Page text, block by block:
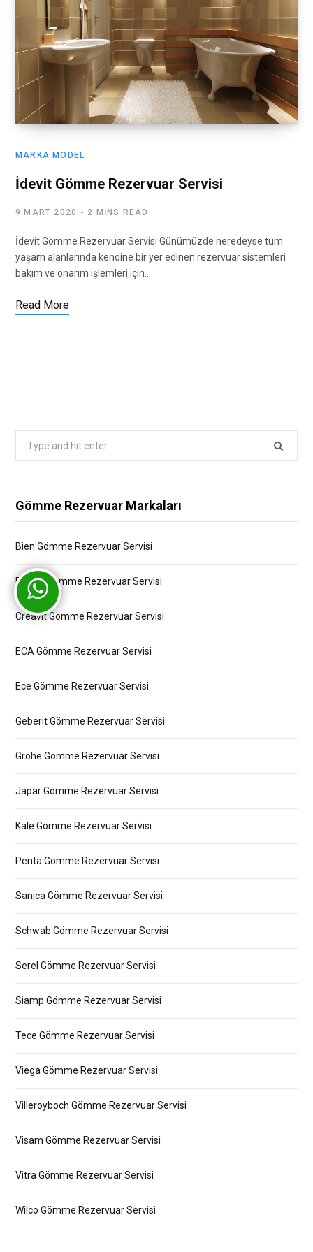
MARKA MODEL
İdevit Gömme Rezervuar Servisi
9 MART 2020 2 MINS READ
İdevit Gömme Rezervuar Servisi Günümüzde neredeyse tüm
yaşam alanlarında kendine bir yer edinen rezervuar sistemleri
bakım ve onarım işlemleri için…
Read More
Gömme Rezervuar Markaları
Bien Gömme Rezervuar Servisi
Bocchi Gömme Rezervuar Servisi
Creavit Gömme Rezervuar Servisi
ECA Gömme Rezervuar Servisi
Ece Gömme Rezervuar Servisi
Geberit Gömme Rezervuar Servisi
Grohe Gömme Rezervuar Servisi
Japar Gömme Rezervuar Servisi
Kale Gömme Rezervuar Servisi
Penta Gömme Rezervuar Servisi
Sanica Gömme Rezervuar Servisi
Schwab Gömme Rezervuar Servisi
Serel Gömme Rezervuar Servisi
Siamp Gömme Rezervuar Servisi
Tece Gömme Rezervuar Servisi
Viega Gömme Rezervuar Servisi
Villeroyboch Gömme Rezervuar Servisi
Visam Gömme Rezervuar Servisi
Vitra Gömme Rezervuar Servisi
Wilco Gömme Rezervuar Servisi